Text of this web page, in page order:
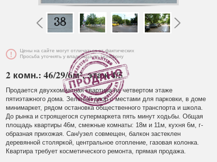
Цены на сайте могут отличаться от фактических
Просьба уточнять у владельца по телефону
2 комн.: 46/29/6м², этаж 4/5
Продается двухкомнатная квартира на четвертом этаже
пятиэтажного дома. Зеленый двор с местами для парковки, в доме
минимаркет, рядом остановка общественного транспорта и школа.
До рынка и строящегося супермаркета пять минут ходьбы. Общая
площадь квартиры 46м, смежные комнаты: 18м и 11м, кухня 6м, г-
образная прихожая. Сан/узел совмещен, балкон застеклен
деревянной столяркой, центральное отопление, газовая колонка.
Квартира требует косметического ремонта, прямая продажа.